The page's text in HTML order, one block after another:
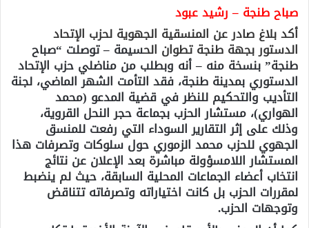
صباح طنجة – رشيد عبود
أكد بلاغ صادر عن المنسقية الجهوية لحزب الإتحاد
الدستور بجهة طنجة تطوان الحسيمة – توصلت “صباح
طنجة” بنسخة منه – أنه وبطلب من مناضلي حزب الإتحاد
الدستوري بمدينة طنجة، فقد التأمت الشهر الماضي، لجنة
التأديب والتحكيم للنظر في قضية المدعو (محمد
الهواري)، مستشار الحزب بجماعة حجر النحل القروية،
وذلك على إثر التقارير السوداء التي رفعت للمنسق
الجهوي للحزب محمد الزموري حول سلوكات وتصرفات هذا
المستشار اللامسؤولة مباشرة بعد الإعلان عن نتائج
انتخاب أعضاء الجماعات المحلية السابقة، حيث لم ينضبط
لمقررات الحزب بل كانت اختياراته وتصرفاته تتناقض
وتوجهات الحزب.